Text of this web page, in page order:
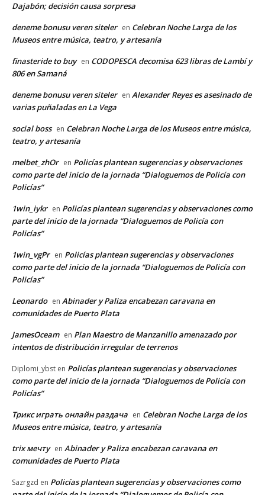
Dajabón; decisión causa sorpresa
deneme bonusu veren siteler en Celebran Noche Larga de los
Museos entre música, teatro, y artesanía
finasteride to buy en CODOPESCA decomisa 623 libras de Lambí y
806 en Samaná
deneme bonusu veren siteler en Alexander Reyes es asesinado de
varias puñaladas en La Vega
social boss en Celebran Noche Larga de los Museos entre música,
teatro, y artesanía
melbet_zhOr en Policías plantean sugerencias y observaciones
como parte del inicio de la jornada “Dialoguemos de Policía con
Policías”
1win_iykr en Policías plantean sugerencias y observaciones como
parte del inicio de la jornada “Dialoguemos de Policía con
Policías”
1win_vgPr en Policías plantean sugerencias y observaciones
como parte del inicio de la jornada “Dialoguemos de Policía con
Policías”
Leonardo en Abinader y Paliza encabezan caravana en
comunidades de Puerto Plata
JamesOceam en Plan Maestro de Manzanillo amenazado por
intentos de distribución irregular de terrenos
Diplomi_ybst en Policías plantean sugerencias y observaciones
como parte del inicio de la jornada “Dialoguemos de Policía con
Policías”
Трикс играть онлайн раздача en Celebran Noche Larga de los
Museos entre música, teatro, y artesanía
trix мечту en Abinader y Paliza encabezan caravana en
comunidades de Puerto Plata
Sazrgzd en Policías plantean sugerencias y observaciones como